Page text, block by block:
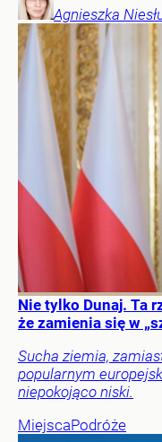
Agnieszka
Nie tylko Dunaj. Ta
że zamienia się w
Sucha ziemia,
popularnym
niepokojąco niski.
MiejscaPodróże